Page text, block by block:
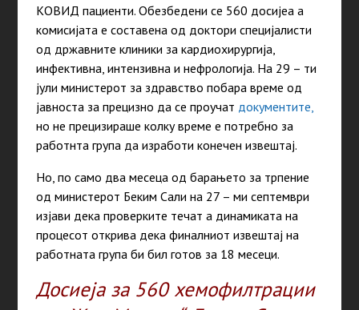
КОВИД пациенти. Обезбедени се 560 досијеа а
комисијата е составена од доктори специјалисти
од државните клиники за кардиохирургија,
инфективна, интензивна и нефрологија. На 29 – ти
јули министерот за здравство побара време од
јавноста за прецизно да се проучат документите,
но не прецизираше колку време е потребно за
работнта група да изработи конечен извештај.
Но, по само два месеца од барањето за трпение
од министерот Беким Сали на 27 – ми септември
изјави дека проверките течат а динамиката на
процесот открива дека финалниот извештај на
работната група би бил готов за 18 месеци.
Досиеjа за 560 хемофилтрации